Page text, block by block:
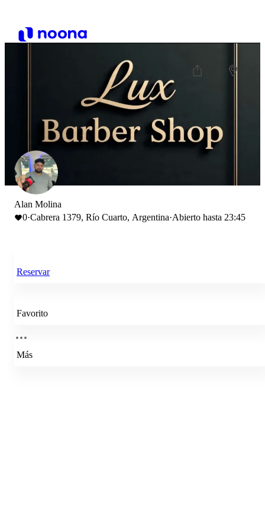
Alan Molina
0·Cabrera 1379, Río Cuarto, Argentina·Abierto hasta 23:45
Reservar
Favorito
Más